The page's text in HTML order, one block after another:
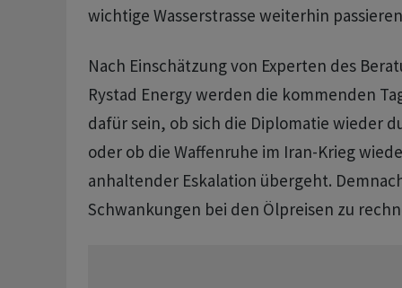
wichtige Wasserstrasse weiterhin
Nach Einschätzung von Experten des
Rystad Energy werden die kommenden
dafür sein, ob sich die Diplomatie wieder
oder ob die Waffenruhe im Iran-Krieg
anhaltender Eskalation übergeht.
Schwankungen bei den Ölpreisen zu